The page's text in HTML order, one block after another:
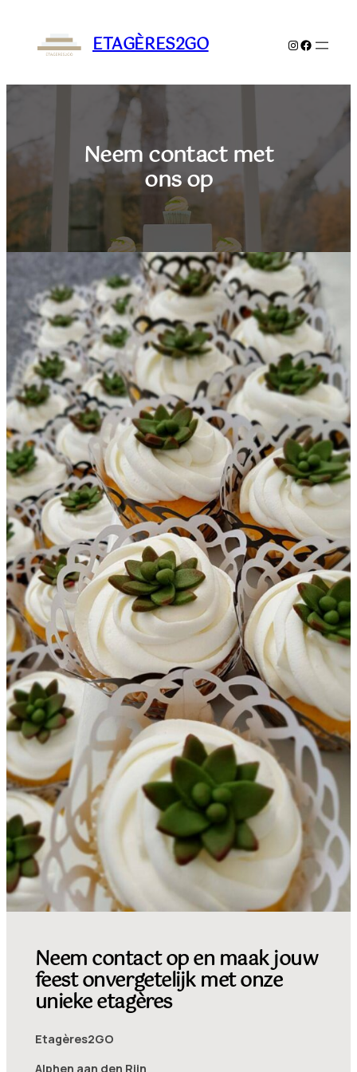
ETAGÈRES2GO Instagram
Facebook
Neem contact met
ons op
Neem contact op en maak jouw
feest onvergetelijk met onze
unieke etagères
Etagères2GO
Alphen aan den Rijn